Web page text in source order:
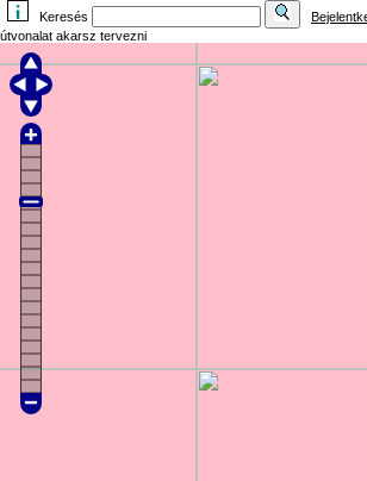
Keresés
útvonalat akarsz tervezni